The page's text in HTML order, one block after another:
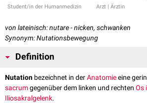
Student/in der Humanmedizin Arzt | Ärztin
von lateinisch: nutare - nicken, schwanken
Synonym: Nutationsbewegung
Definition
Nutation bezeichnet in derAnatomieeine
sacrumgegenüber dem linken und rechten Os
Iliosakralgelenk.